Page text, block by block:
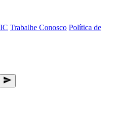
Trabalhe Conosco Política de